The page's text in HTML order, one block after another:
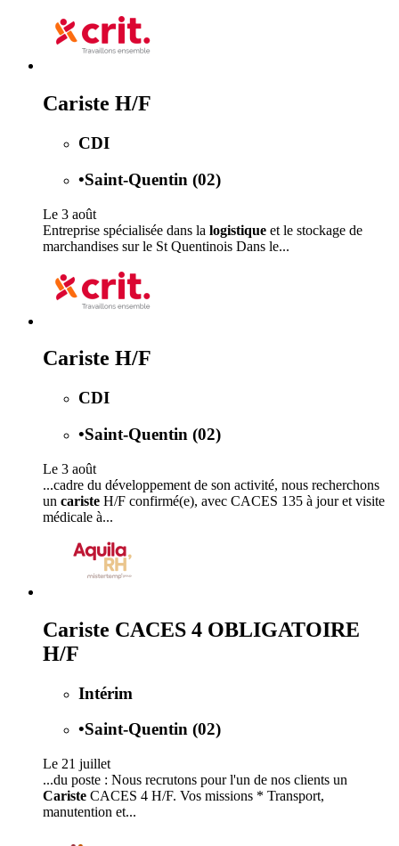
Cariste H/F
CDI
•Saint-Quentin (02)
Le 3 août
Entreprise spécialisée dans la logistique et le stockage de
marchandises sur le St Quentinois Dans le...
Cariste H/F
CDI
•Saint-Quentin (02)
Le 3 août
...cadre du développement de son activité, nous recherchons
un cariste H/F confirmé(e), avec CACES 135 à jour et visite
médicale à...
Cariste CACES 4 OBLIGATOIRE
H/F
Intérim
•Saint-Quentin (02)
Le 21 juillet
...du poste : Nous recrutons pour l'un de nos clients un
Cariste CACES 4 H/F. Vos missions * Transport,
manutention et...